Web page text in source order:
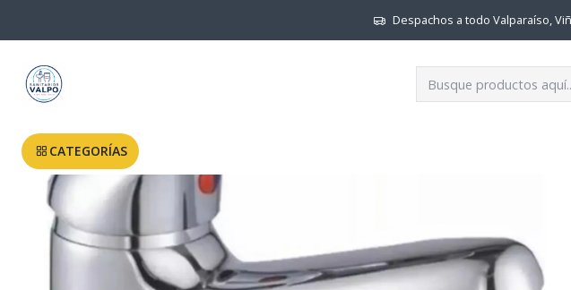
CATEGORÍAS
Despachos a todo Valparaíso,
mercadolibre Llave Monomando